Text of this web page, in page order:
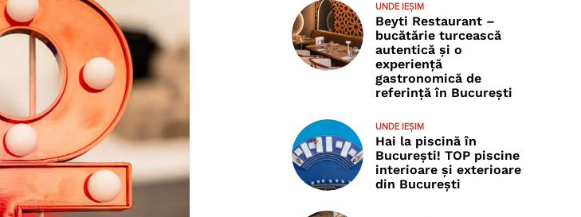
UNDE IEȘIM
Beyti Restaurant –
bucătărie turcească
autentică și o
experiență
gastronomică de
referință în București
UNDE IEȘIM
Hai la piscină în
București! TOP piscine
interioare și exterioare
din București